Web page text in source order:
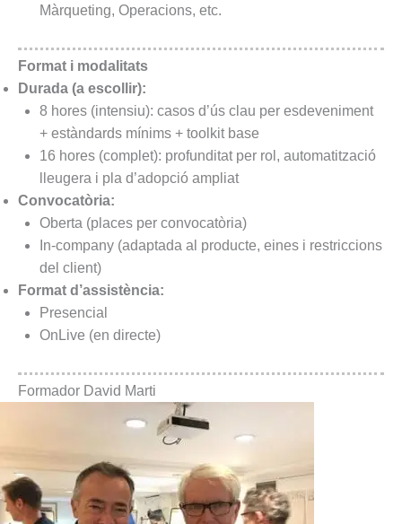
Màrqueting, Operacions, etc.
Format i modalitats
Durada (a escollir):
8 hores (intensiu): casos d’ús clau per esdeveniment
+ estàndards mínims + toolkit base
16 hores (complet): profunditat per rol, automatització
lleugera i pla d’adopció ampliat
Convocatòria:
Oberta (places per convocatòria)
In-company (adaptada al producte, eines i restriccions
del client)
Format d’assistència:
Presencial
OnLive (en directe)
Formador David Marti